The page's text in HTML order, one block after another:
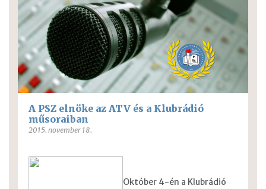
A PSZ elnöke az ATV és a Klubrádió
műsoraiban
2015. november 18.
Október 4-én a Klubrádió